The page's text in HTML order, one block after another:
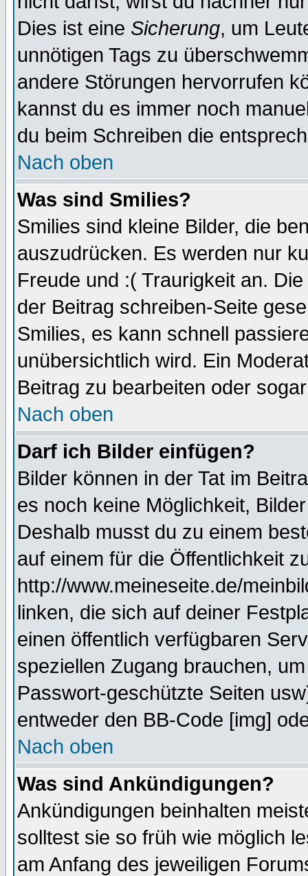
Dies ist eine Sicherung, um
unnötigen Tags zu
andere Störungen hervorrufen
kannst du es immer noch
du beim Schreiben die
Nach oben
Was sind Smilies?
Smilies sind kleine Bilder, die
auszudrücken. Es werden nur
Freude und :( Traurigkeit an.
der Beitrag schreiben-Seite
Smilies, es kann schnell
unübersichtlich wird. Ein
Beitrag zu bearbeiten oder
Nach oben
Darf ich Bilder einfügen?
Bilder können in der Tat im
es noch keine Möglichkeit,
Deshalb musst du zu einem
auf einem für die Öffentlichkeit
http://www.meineseite.de/
linken, die sich auf deiner
einen öffentlich verfügbaren
speziellen Zugang brauchen,
Passwort-geschützte Seiten
entweder den BB-Code [img]
Nach oben
Was sind Ankündigungen?
Ankündigungen beinhalten
solltest sie so früh wie möglich
am Anfang des jeweiligen